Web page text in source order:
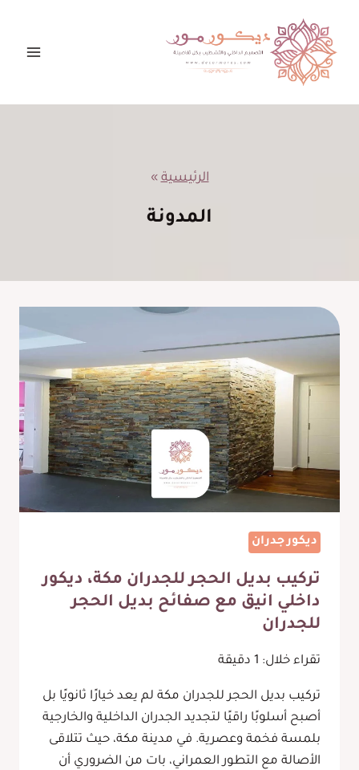
المحتوى
الرئيسية »
المدونة
ديكور جدران
تركيب بديل الحجر للجدران مكة، ديكور
داخلي انيق مع صفائح بديل الحجر
للجدران
تقراء خلال: دقيقة
تركيب بديل الحجر للجدران مكة لم يعد خيارًا ثانويًا بل
أصبح أسلوبًا راقيًا لتجديد الجدران الداخلية والخارجية
بلمسة فخمة وعصرية. في مدينة مكة، حيث تتلاقى
الأصالة مع التطور العمراني، بات من الضروري أن